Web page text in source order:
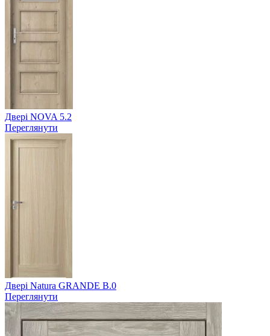
Двері NOVA 5.2
Переглянути
Двері Natura GRANDE B.0
Переглянути